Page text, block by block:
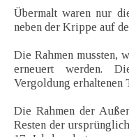
Übermalt waren nur
neben der Krippe auf
Die Rahmen mussten,
erneuert werden.
Vergoldung erhaltenen
Die Rahmen der
Resten der